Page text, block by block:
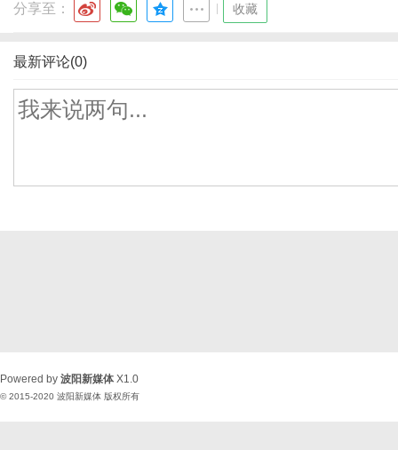
分享至： 收藏
最新评论(0)
Powered by 波阳新媒体 X1.0
© 2015-2020 波阳新媒体 版权所有